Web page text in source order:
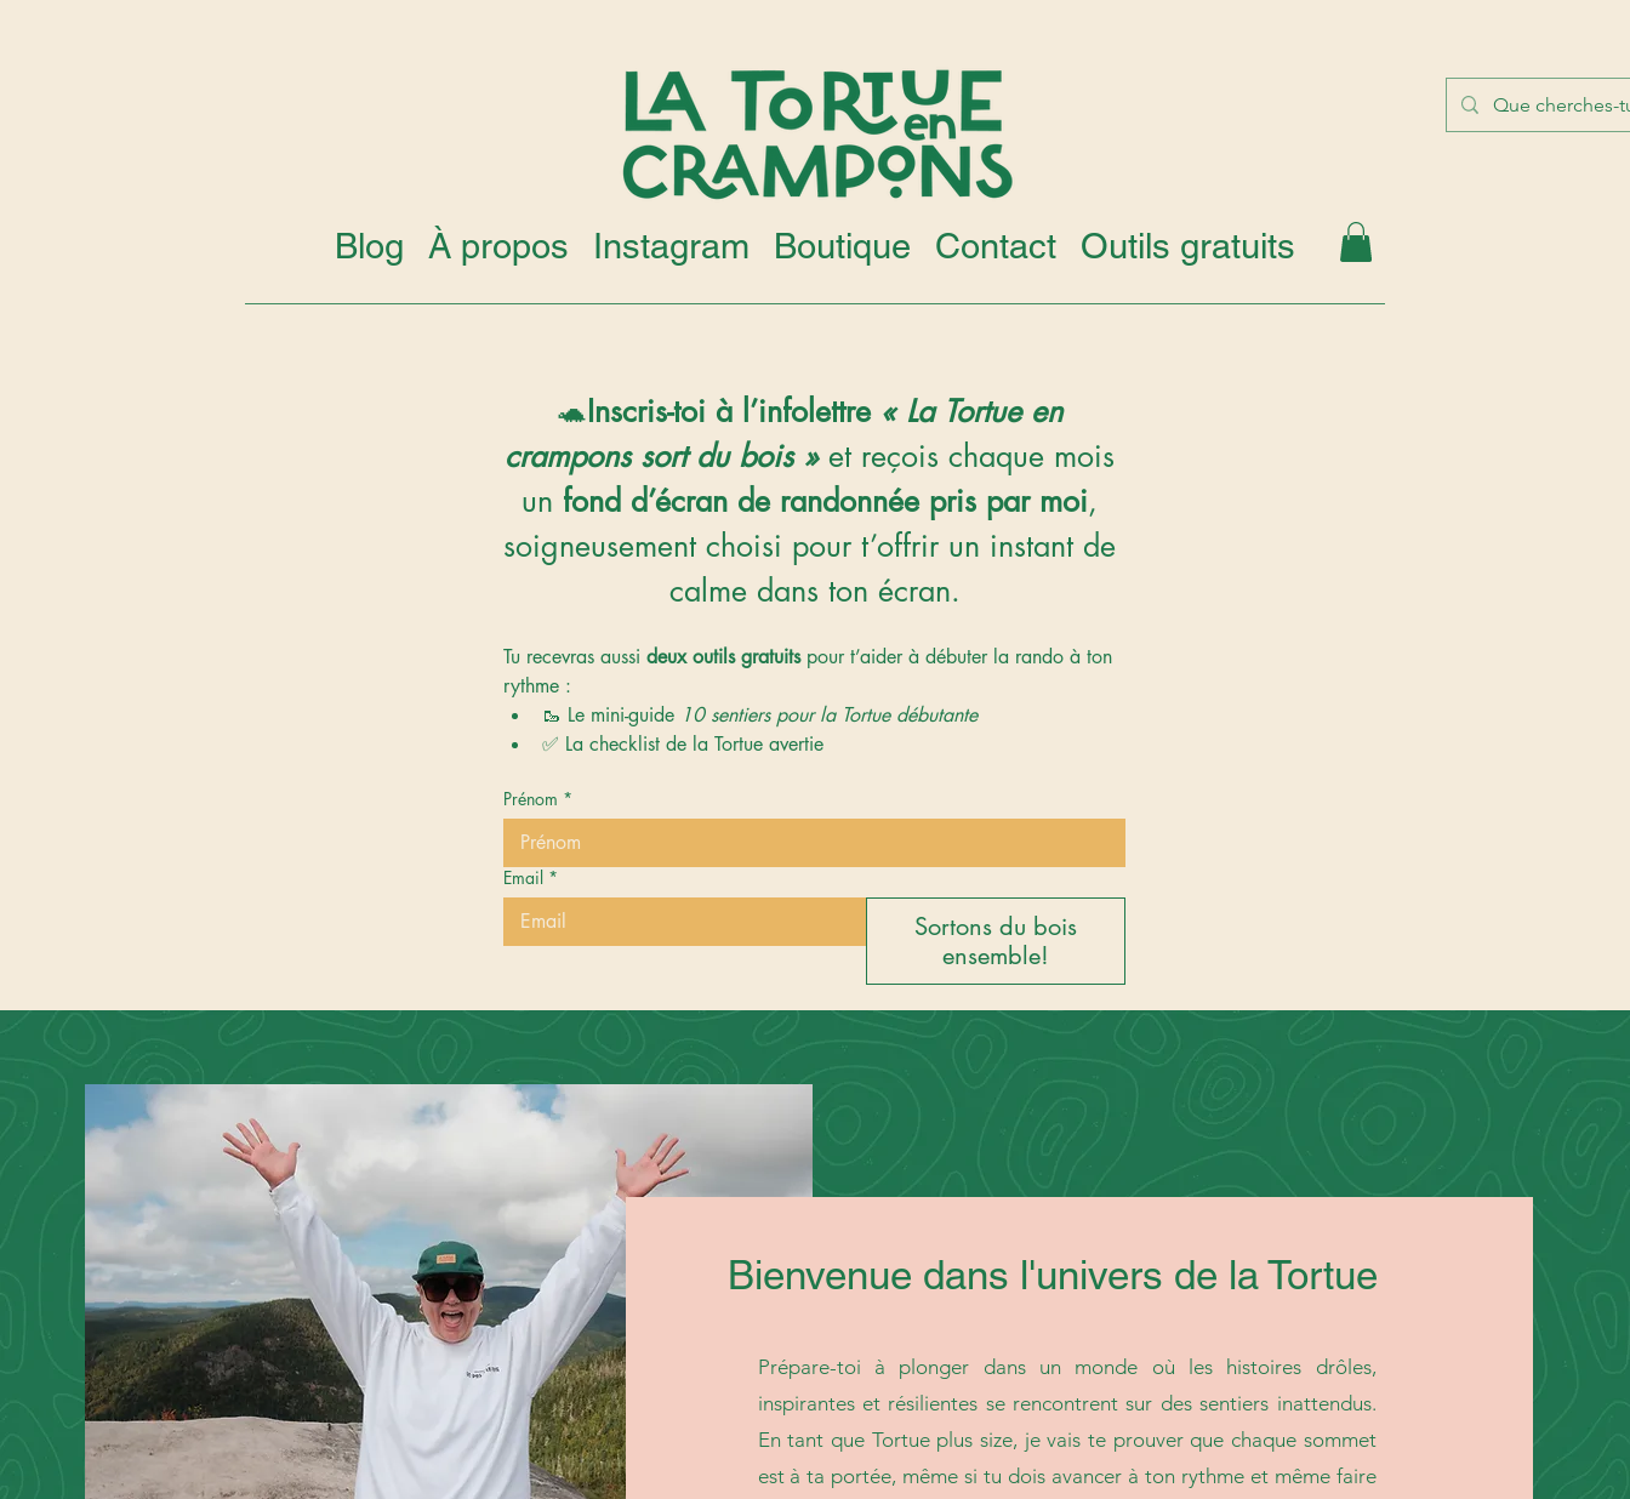
Blog À propos Instagram Boutique Contact Outils gratuits
🐢Inscris-toi à l’infolettre « La Tortue en
crampons sort du bois » et reçois chaque mois
un fond d’écran de randonnée pris par moi,
soigneusement choisi pour t’offrir un instant de
calme dans ton écran.
Tu recevras aussi deux outils gratuits pour t’aider à débuter la rando à ton
rythme :
🥾 Le mini-guide 10 sentiers pour la Tortue débutante
✅ La checklist de la Tortue avertie
Prénom *
Email *
Sortons du bois
ensemble!
Bienvenue dans l'univers de la Tortue
Prépare-toi à plonger dans un monde où les histoires drôles,
inspirantes et résilientes se rencontrent sur des sentiers inattendus.
En tant que Tortue plus size, je vais te prouver que chaque sommet
est à ta portée, même si tu dois avancer à ton rythme et même faire